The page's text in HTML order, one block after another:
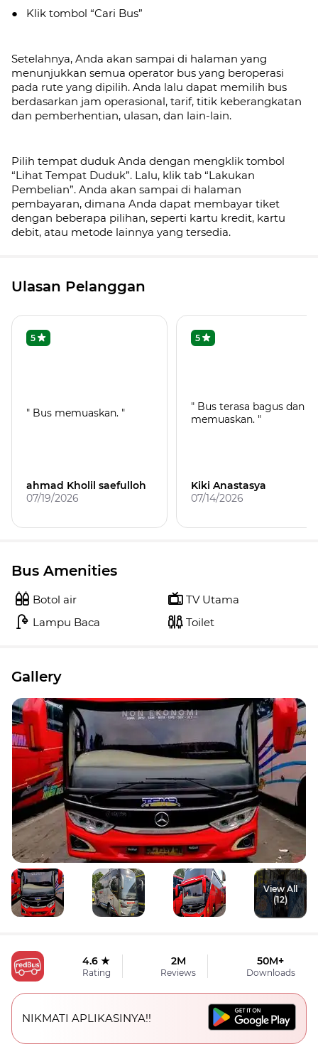
● Klik tombol “Cari Bus”
Setelahnya, Anda akan sampai di halaman yang
menunjukkan semua operator bus yang beroperasi
pada rute yang dipilih. Anda lalu dapat memilih bus
berdasarkan jam operasional, tarif, titik keberangkatan
dan pemberhentian, ulasan, dan lain-lain.
Pilih tempat duduk Anda dengan mengklik tombol
“Lihat Tempat Duduk”. Lalu, klik tab “Lakukan
Pembelian”. Anda akan sampai di halaman
pembayaran, dimana Anda dapat membayar tiket
dengan beberapa pilihan, seperti kartu kredit, kartu
debit, atau metode lainnya yang tersedia.
Ulasan Pelanggan
5
" Bus memuaskan. "
ahmad Kholil saefulloh
07/19/2026
5
" Bus terasa bagus dan
memuaskan. "
Kiki Anastasya
07/14/2026
Bus Amenities
Botol air
Lampu Baca
TV Utama
Toilet
Gallery
View All
(12)
4.6 ★
Rating
2M
Reviews
50M+
Downloads
NIKMATI APLIKASINYA!!